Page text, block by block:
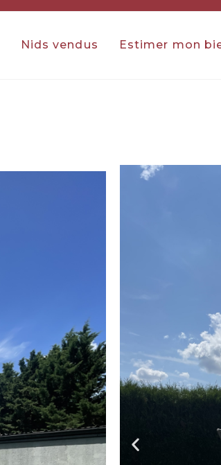
Nids vendus Estimer mon